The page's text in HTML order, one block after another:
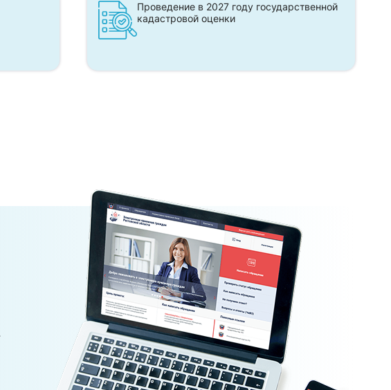
Проведение в 2027 году государственной
кадастровой оценки